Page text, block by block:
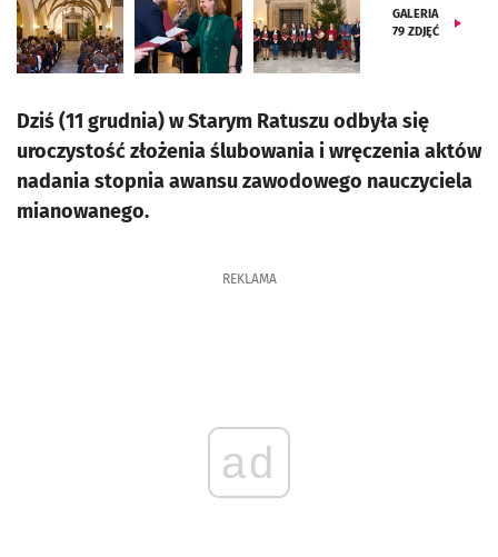
GALERIA
79 ZDJĘĆ
Dziś (11 grudnia) w Starym Ratuszu odbyła się
uroczystość złożenia ślubowania i wręczenia aktów
nadania stopnia awansu zawodowego nauczyciela
mianowanego.
REKLAMA
ad